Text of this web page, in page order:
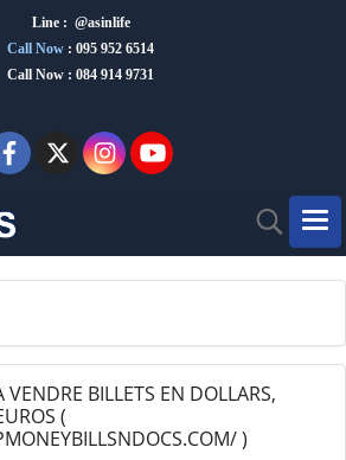
Line : @asinlife
Call Now : 095 952 6514
Call Now : 084 914 9731
VENDRE BILLETS EN DOLLARS,
(
)